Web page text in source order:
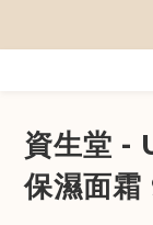
資生堂 -
保濕面